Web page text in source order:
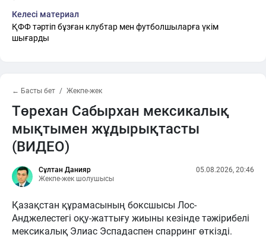
Келесі материал
ҚФФ тәртіп бұзған клубтар мен футболшыларға үкім
шығарды
← Басты бет Жекпе-жек
Төрехан Сабырхан мексикалық
мықтымен жұдырықтасты
(ВИДЕО)
Сұлтан Данияр
Жекпе-жек шолушысы
05.08.2026, 20:46
Қазақстан құрамасының боксшысы Лос-
Анджелестегі оқу-жаттығу жиыны кезінде тәжірибелі
мексикалық Элиас Эспадаспен спарринг өткізді.